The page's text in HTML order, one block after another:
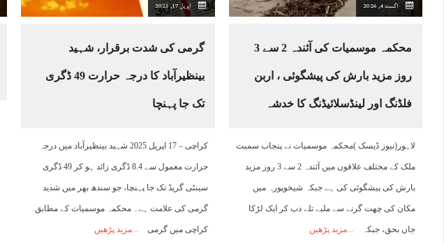
30°C 29°C 27°C 27°C 26°C 25°C 24°C 24°Cاگست 4, 2026
محکمہ موسمیات کی آئندہ 2 سے 3
روز مزید بارش کی پیشگوئی ، اربن
فلڈنگ اور لینڈسلائیڈنگ کا خدشہ
لاہور(نیوز ڈیسک )محکمہ موسمیات نے پنجاب سمیت
ملک کے مختلف علاقوں میں آئندہ 2 سے 3 روز مزید
بارش کی پیشگوئی کی ہے جبکہ شیخوپورہ میں
مکان کی چھت گرنے سے ملبے تلے دب کر ایک لڑکا
جاں بحق، جبکہ مزید پڑھیں
اپریل 17, 2025
گرمی کی شدت برقرار، شہید
بینظیرآباد کا درجہ حرارت 49 ڈگری
تک جا پہنچا
کراچی – 17 اپریل 2025 شہید بینظیرآباد میں درجہ
حرارت معمول سے 8.4 ڈگری زائد ہو کر 49 ڈگری
سینٹی گریڈ تک جا پہنچا، جو سندھ بھر میں شدید
گرمی کی علامت ہے۔ محکمہ موسمیات کے مطابق
کراچی میں گرمی مزید پڑھیں